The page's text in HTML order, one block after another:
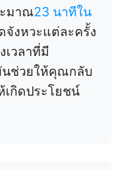
ะมาณ23 นาทีใน
จังหวะแต่ละครั้ง
เวลาที่มี
ช่วยให้คุณกลับ
กิดประโยชน์